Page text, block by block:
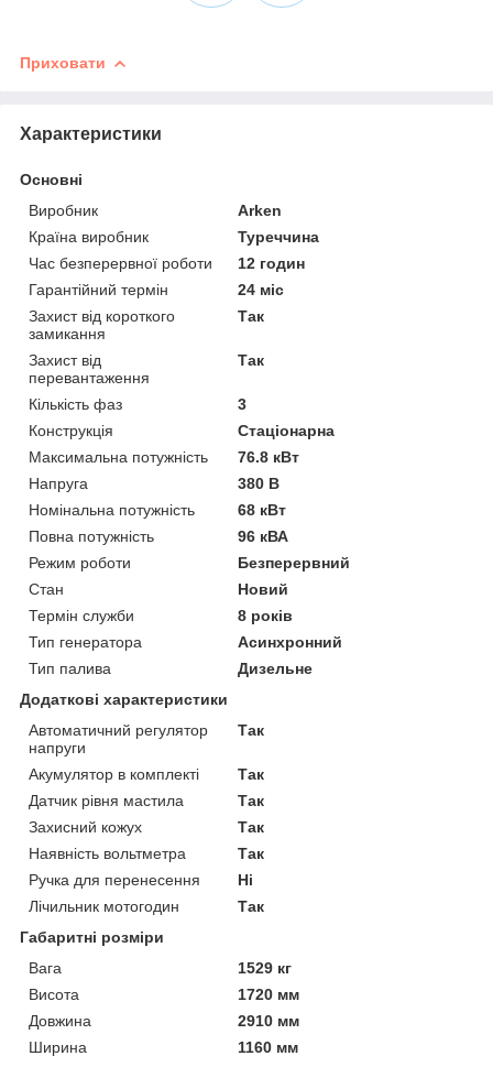
Приховати
Характеристики
Основні
Виробник
Arken
Країна виробник
Туреччина
Час безперервної роботи
12 годин
Гарантійний термін
24 міс
Захист від короткого
замикання
Так
Захист від
перевантаження
Так
Кількість фаз
3
Конструкція
Стаціонарна
Максимальна потужність
76.8 кВт
Напруга
380 В
Номінальна потужність
68 кВт
Повна потужність
96 кВА
Режим роботи
Безперервний
Стан
Новий
Термін служби
8 років
Тип генератора
Асинхронний
Тип палива
Дизельне
Додаткові характеристики
Автоматичний регулятор
напруги
Так
Акумулятор в комплекті
Так
Датчик рівня мастила
Так
Захисний кожух
Так
Наявність вольтметра
Так
Ручка для перенесення
Ні
Лічильник мотогодин
Так
Габаритні розміри
Вага
1529 кг
Висота
1720 мм
Довжина
2910 мм
Ширина
1160 мм